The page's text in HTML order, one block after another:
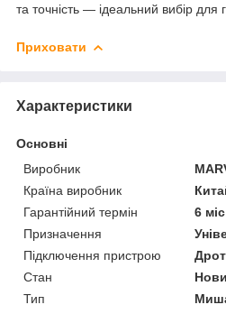
та точність — ідеальний вибір для
Приховати
Характеристики
Основні
Виробник
Країна виробник
Гарантійний термін
6 міс
Призначення
Підключення пристрою
Стан
Тип